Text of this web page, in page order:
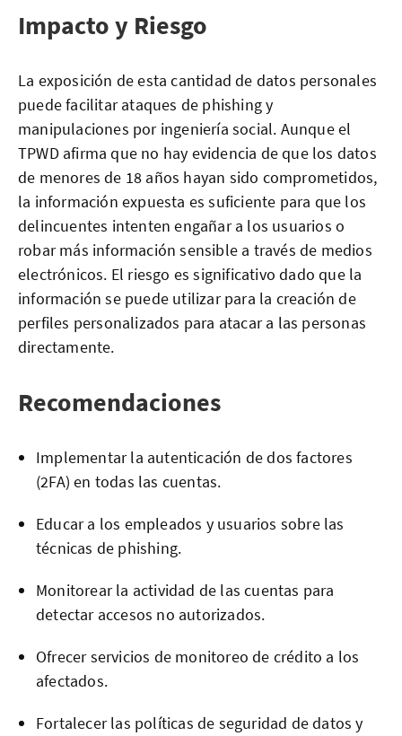
Impacto y Riesgo
La exposición de esta cantidad de datos personales
puede facilitar ataques de phishing y
manipulaciones por ingeniería social. Aunque el
TPWD afirma que no hay evidencia de que los datos
de menores de 18 años hayan sido comprometidos,
la información expuesta es suficiente para que los
delincuentes intenten engañar a los usuarios o
robar más información sensible a través de medios
electrónicos. El riesgo es significativo dado que la
información se puede utilizar para la creación de
perfiles personalizados para atacar a las personas
directamente.
Recomendaciones
Implementar la autenticación de dos factores
(2FA) en todas las cuentas.
Educar a los empleados y usuarios sobre las
técnicas de phishing.
Monitorear la actividad de las cuentas para
detectar accesos no autorizados.
Ofrecer servicios de monitoreo de crédito a los
afectados.
Fortalecer las políticas de seguridad de datos y